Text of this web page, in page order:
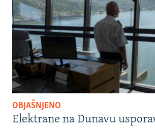
OBJAŠNJENO
Elektrane na Dunavu